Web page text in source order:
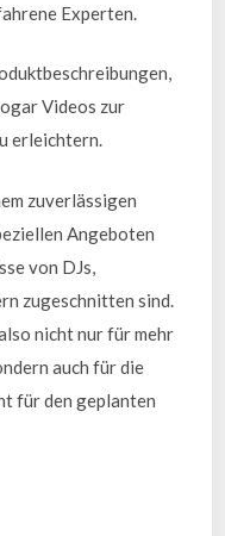
Experten.
Videos zur
erleichtern.
zuverlässigen
Angeboten
von DJs,
zugeschnitten sind.
nicht nur für mehr
auch für die
für den geplanten